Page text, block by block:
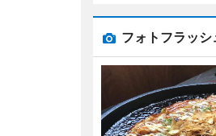
フォトフラッシ